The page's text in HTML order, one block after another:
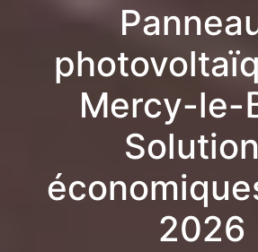
Mercy-le-
2026